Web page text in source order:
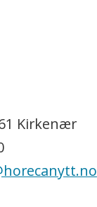
Kirkenær